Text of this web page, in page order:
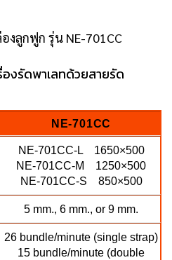
งลูกฟูก รุ่น NE-701CC
งรัดพาเลทด้วยสายรัด
NE-701CC
NE-701CC-L 1650×500
NE-701CC-M 1250×500
NE-701CC-S 850×500
5 mm., 6 mm., or 9 mm.
26 bundle/minute (single strap)
15 bundle/minute (double